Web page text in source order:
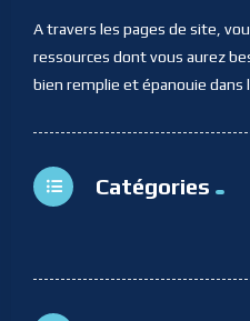
A travers les pages de site,
ressources dont vous aurez
bien remplie et épanouie dans
Catégories